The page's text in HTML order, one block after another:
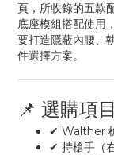
頁，所收錄的五
底座模組搭配使用
要打造隱蔽內腰、
件選擇方案。
📌 選購項目
✔ Walther
✔ 持槍手（